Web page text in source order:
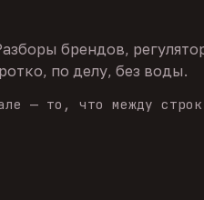
брендов,
по делу, без воды.
— то, что между